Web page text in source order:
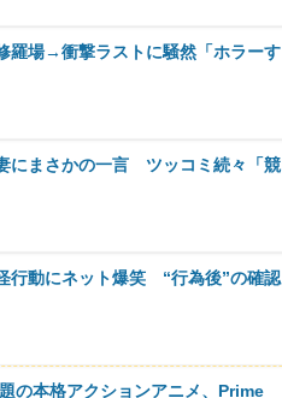
羅場→衝撃ラストに騒然「ホラーす
にまさかの一言 ツッコミ続々「競
行動にネット爆笑 “行為後”の確認
の本格アクションアニメ、Prime